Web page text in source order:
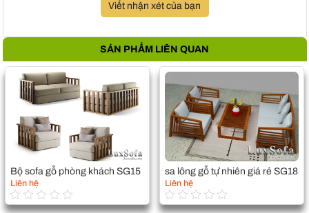
Viết nhận xét của bạn
SẢN PHẨM LIÊN QUAN
Bộ sofa gỗ phòng khách SG15
Liên hệ
sa lông gỗ tự nhiên giá rẻ SG18
Liên hệ